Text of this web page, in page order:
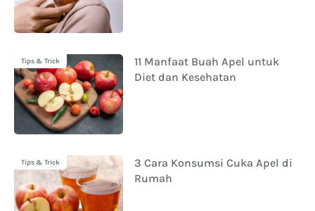
Tips & Trick
11 Manfaat Buah Apel untuk
Diet dan Kesehatan
Tips & Trick
3 Cara Konsumsi Cuka Apel di
Rumah